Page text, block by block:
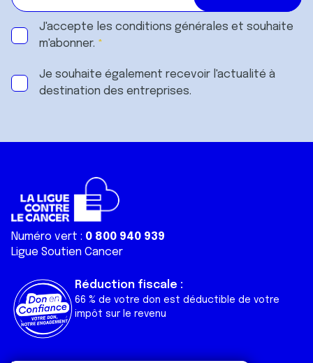
J'accepte les conditions générales et souhaite
m'abonner.
Je souhaite également recevoir l'actualité à
destination des entreprises.
Numéro vert : 0 800 940 939
Ligue Soutien Cancer
Réduction fiscale :
66 % de votre don est déductible de votre
impôt sur le revenu